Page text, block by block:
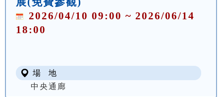
2026/04/10 09:00 ~ 2026/06/14
18:00
場 地
中央通廊